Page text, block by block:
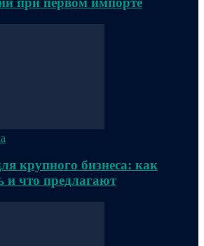
крупного бизнеса: как
и что предлагают